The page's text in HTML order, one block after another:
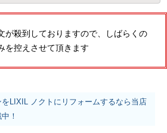
が殺到しておりますので、しばらくの
を控えさせて頂きます
LIXIL ノクトにリフォームするなら当店
！